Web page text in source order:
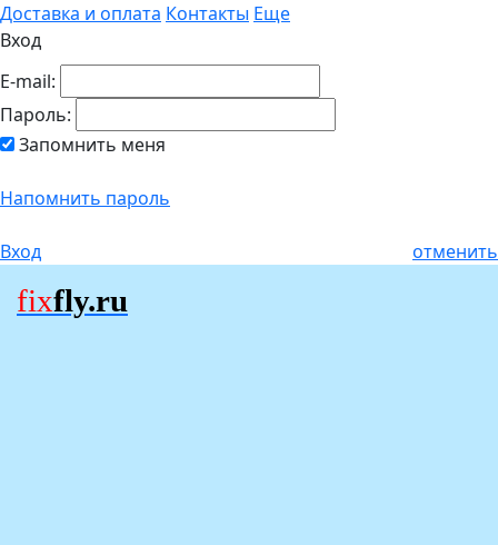
Доставка и оплата Контакты Еще
Вход
E-mail:
Пароль:
Запомнить меня
Напомнить пароль
Вход отменить
fixfly.ru